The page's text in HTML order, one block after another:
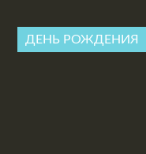
ДЕНЬ РОЖДЕНИЯ